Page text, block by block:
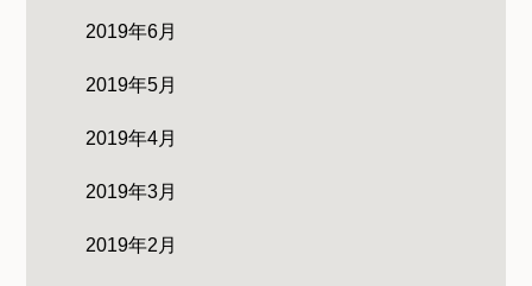
2019年6月
2019年5月
2019年4月
2019年3月
2019年2月